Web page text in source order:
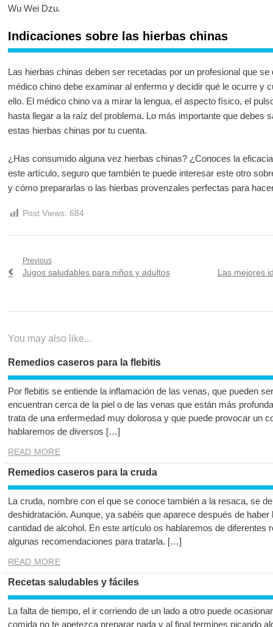
Wu Wei Dzu.
Indicaciones sobre las hierbas chinas
Las hierbas chinas deben ser recetadas por un profesional que
médico chino debe examinar al enfermo y decidir qué le ocurre y
ello. El médico chino va a mirar la lengua, el aspecto físico, el
hasta llegar a la raíz del problema. Lo más importante que debes
estas hierbas chinas por tu cuenta.
¿Has consumido alguna vez hierbas chinas? ¿Conoces la
este artículo, seguro que también te puede interesar este otro
y cómo prepararlas o las hierbas provenzales perfectas para
Post Views: 684
Navegación
entradas
Previous
Previous
Jugos saludables para niños y adultos
Next
Las mejores
You may also like...
Remedios caseros para la flebitis
Por flebitis se entiende la inflamación de las venas, que pueden
encuentran cerca de la piel o de las venas que están más
trata de una enfermedad muy dolorosa y que puede provocar un
hablaremos de diversos […]
READ MORE
Remedios caseros para la cruda
La cruda, nombre con el que se conoce también a la resaca, se
deshidratación. Aunque, ya sabéis que aparece después de
cantidad de alcohol. En este artículo os hablaremos de diferentes
algunas recomendaciones para tratarla. […]
READ MORE
Recetas saludables y fáciles
La falta de tiempo, el ir corriendo de un lado a otro puede
comida no te apetezca preparar nada y al final termines picando